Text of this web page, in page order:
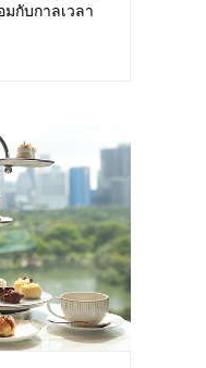
กับกาลเวลา